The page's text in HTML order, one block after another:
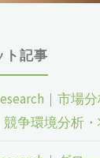
ト記事
｜市場
競争環境分析